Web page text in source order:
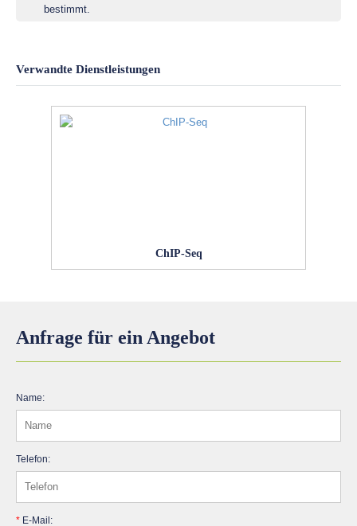
bestimmt.
Verwandte Dienstleistungen
ChIP-Seq
Anfrage für ein Angebot
Name:
Telefon:
* E-Mail: